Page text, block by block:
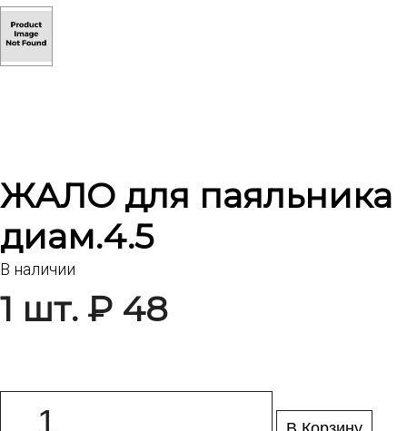
ЖАЛО для паяльника
диам.4.5
В наличии
1 шт. ₽ 48